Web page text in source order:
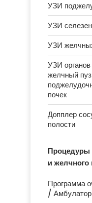
УЗИ
УЗИ
УЗИ
УЗИ
желчный
почек
Допплер
полости
Процедуры
и желчного
Программа
/